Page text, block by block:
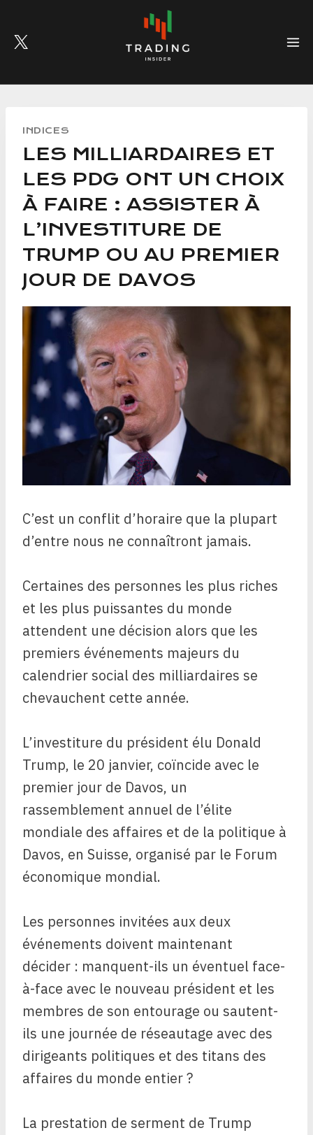
content
INDICES
LES MILLIARDAIRES ET
LES PDG ONT UN CHOIX
À FAIRE : ASSISTER À
L’INVESTITURE DE
TRUMP OU AU PREMIER
JOUR DE DAVOS
C’est un conflit d’horaire que la plupart
d’entre nous ne connaîtront jamais.
Certaines des personnes les plus riches
et les plus puissantes du monde
attendent une décision alors que les
premiers événements majeurs du
calendrier social des milliardaires se
chevauchent cette année.
L’investiture du président élu Donald
Trump, le 20 janvier, coïncide avec le
premier jour de Davos, un
rassemblement annuel de l’élite
mondiale des affaires et de la politique à
Davos, en Suisse, organisé par le Forum
économique mondial.
Les personnes invitées aux deux
événements doivent maintenant
décider : manquent-ils un éventuel face-
à-face avec le nouveau président et les
membres de son entourage ou sautent-
ils une journée de réseautage avec des
dirigeants politiques et des titans des
affaires du monde entier ?
La prestation de serment de Trump